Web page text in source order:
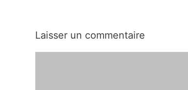
Laisser un commentaire